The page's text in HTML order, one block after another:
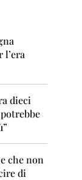
l’era
dieci
che non
di